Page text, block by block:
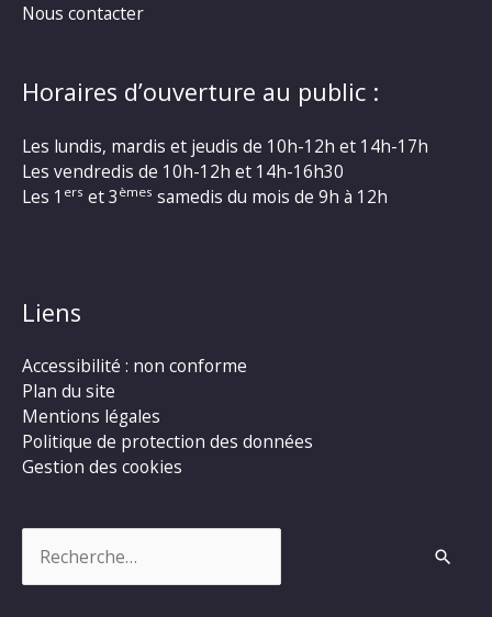
Nous contacter
Horaires d’ouverture au public :
Les lundis, mardis et jeudis de 10h-12h et 14h-17h
Les vendredis de 10h-12h et 14h-16h30
Les 1 ers et 3 èmes samedis du mois de 9h à 12h
Liens
Accessibilité : non conforme
Plan du site
Mentions légales
Politique de protection des données
Gestion des cookies